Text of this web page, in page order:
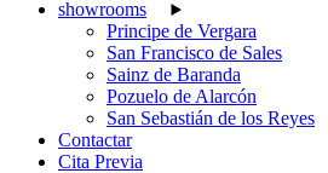
showrooms
Principe de Vergara
San Francisco de Sales
Sainz de Baranda
Pozuelo de Alarcón
San Sebastián de los Reyes
Contactar
Cita Previa